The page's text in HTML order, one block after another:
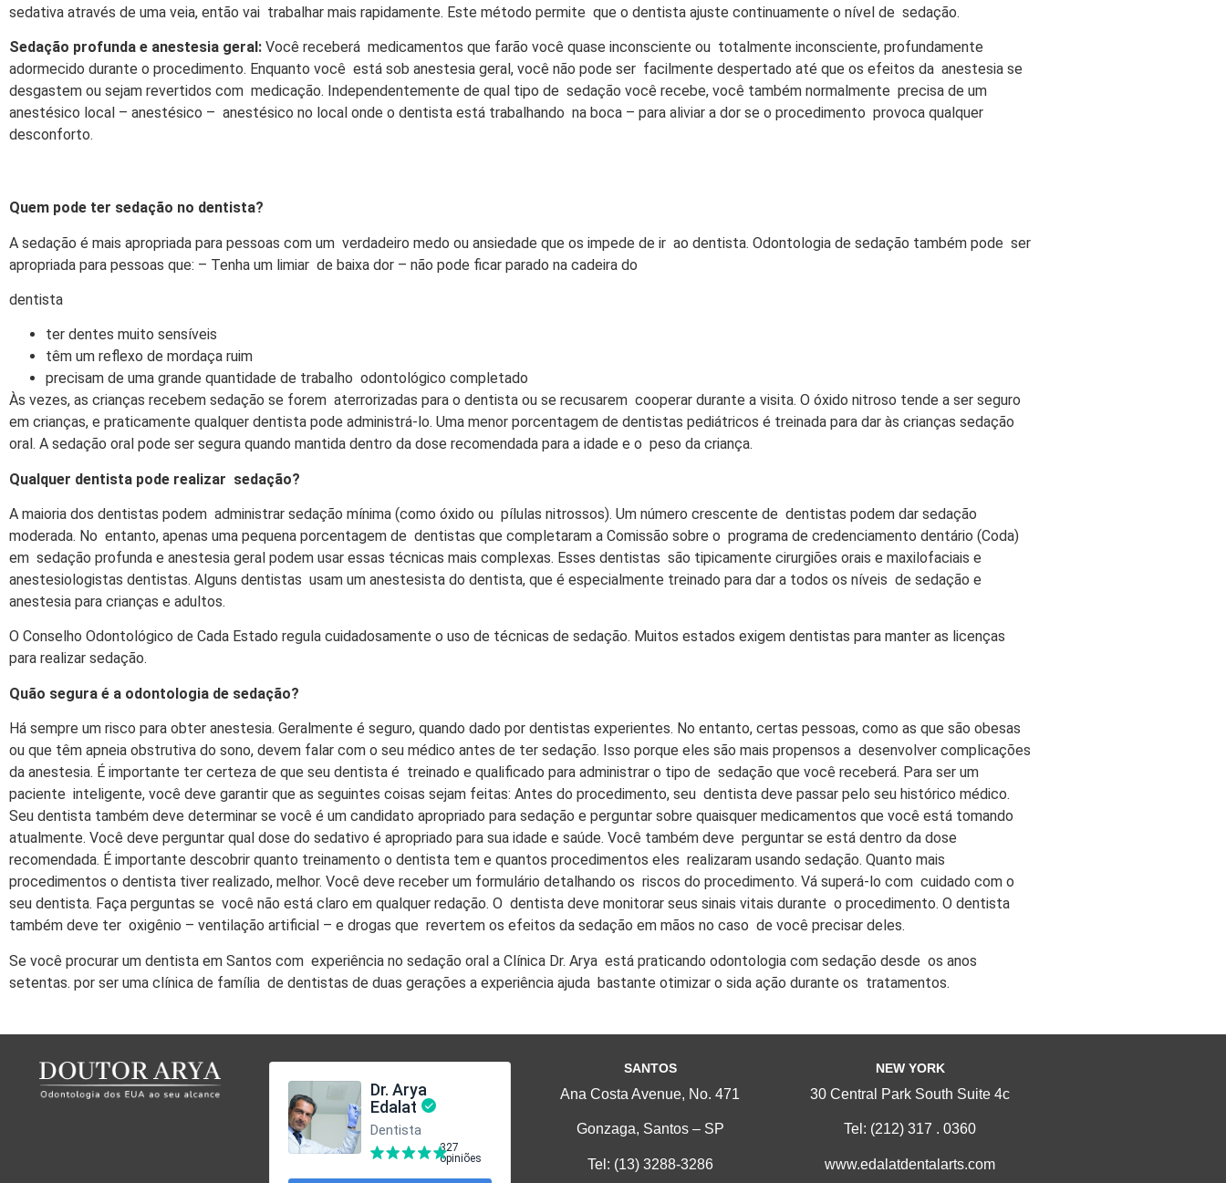
sedativa através de uma veia, então vai trabalhar mais rapidamente. Este método permite que o dentista ajuste continuamente o nível de sedação.
Sedação profunda e anestesia geral: Você receberá medicamentos que farão você quase inconsciente ou totalmente inconsciente, profundamente
adormecido durante o procedimento. Enquanto você está sob anestesia geral, você não pode ser facilmente despertado até que os efeitos da anestesia se
desgastem ou sejam revertidos com medicação. Independentemente de qual tipo de sedação você recebe, você também normalmente precisa de um
anestésico local – anestésico – anestésico no local onde o dentista está trabalhando na boca – para aliviar a dor se o procedimento provoca qualquer
desconforto.
Quem pode ter sedação no dentista?
A sedação é mais apropriada para pessoas com um verdadeiro medo ou ansiedade que os impede de ir ao dentista. Odontologia de sedação também pode ser
apropriada para pessoas que: – Tenha um limiar de baixa dor – não pode ficar parado na cadeira do
dentista
ter dentes muito sensíveis
têm um reflexo de mordaça ruim
precisam de uma grande quantidade de trabalho odontológico completado
Às vezes, as crianças recebem sedação se forem aterrorizadas para o dentista ou se recusarem cooperar durante a visita. O óxido nitroso tende a ser seguro
em crianças, e praticamente qualquer dentista pode administrá-lo. Uma menor porcentagem de dentistas pediátricos é treinada para dar às crianças sedação
oral. A sedação oral pode ser segura quando mantida dentro da dose recomendada para a idade e o peso da criança.
Qualquer dentista pode realizar sedação?
A maioria dos dentistas podem administrar sedação mínima (como óxido ou pílulas nitrossos). Um número crescente de dentistas podem dar sedação
moderada. No entanto, apenas uma pequena porcentagem de dentistas que completaram a Comissão sobre o programa de credenciamento dentário (Coda)
em sedação profunda e anestesia geral podem usar essas técnicas mais complexas. Esses dentistas são tipicamente cirurgiões orais e maxilofaciais e
anestesiologistas dentistas. Alguns dentistas usam um anestesista do dentista, que é especialmente treinado para dar a todos os níveis de sedação e
anestesia para crianças e adultos.
O Conselho Odontológico de Cada Estado regula cuidadosamente o uso de técnicas de sedação. Muitos estados exigem dentistas para manter as licenças
para realizar sedação.
Quão segura é a odontologia de sedação?
Há sempre um risco para obter anestesia. Geralmente é seguro, quando dado por dentistas experientes. No entanto, certas pessoas, como as que são obesas
ou que têm apneia obstrutiva do sono, devem falar com o seu médico antes de ter sedação. Isso porque eles são mais propensos a desenvolver complicações
da anestesia. É importante ter certeza de que seu dentista é treinado e qualificado para administrar o tipo de sedação que você receberá. Para ser um
paciente inteligente, você deve garantir que as seguintes coisas sejam feitas: Antes do procedimento, seu dentista deve passar pelo seu histórico médico.
Seu dentista também deve determinar se você é um candidato apropriado para sedação e perguntar sobre quaisquer medicamentos que você está tomando
atualmente. Você deve perguntar qual dose do sedativo é apropriado para sua idade e saúde. Você também deve perguntar se está dentro da dose
recomendada. É importante descobrir quanto treinamento o dentista tem e quantos procedimentos eles realizaram usando sedação. Quanto mais
procedimentos o dentista tiver realizado, melhor. Você deve receber um formulário detalhando os riscos do procedimento. Vá superá-lo com cuidado com o
seu dentista. Faça perguntas se você não está claro em qualquer redação. O dentista deve monitorar seus sinais vitais durante o procedimento. O dentista
também deve ter oxigênio – ventilação artificial – e drogas que revertem os efeitos da sedação em mãos no caso de você precisar deles.
Se você procurar um dentista em Santos com experiência no sedação oral a Clínica Dr. Arya está praticando odontologia com sedação desde os anos
setentas. por ser uma clínica de família de dentistas de duas gerações a experiência ajuda bastante otimizar o sida ação durante os tratamentos.
SANTOS
Ana Costa Avenue, No. 471
Gonzaga, Santos – SP
Tel: (13) 3288-3286
NEW YORK
30 Central Park South Suite 4c
Tel: (212) 317 . 0360
www.edalatdentalarts.com